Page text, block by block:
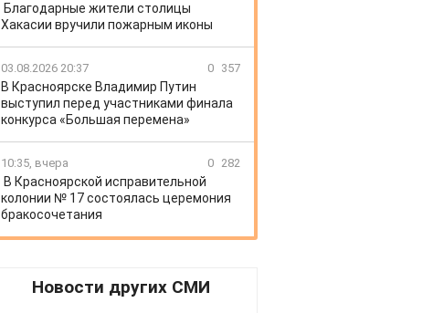
Благодарные жители столицы
Хакасии вручили пожарным иконы
03.08.2026 20:37 0 357
В Красноярске Владимир Путин
выступил перед участниками финала
конкурса «Большая перемена»
10:35, вчера 0 282
В Красноярской исправительной
колонии № 17 состоялась церемония
бракосочетания
Новости других СМИ